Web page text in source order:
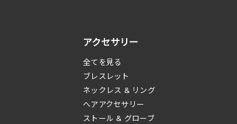
アクセサリー
全てを見る
ブレスレット
ネックレス & リング
へアアクセサリー
ストール & グローブ